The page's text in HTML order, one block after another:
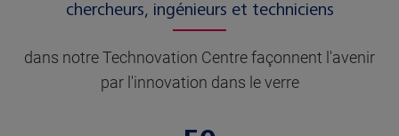
chercheurs, ingénieurs et techniciens
dans notre Technovation Centre façonnent l'avenir
par l'innovation dans le verre